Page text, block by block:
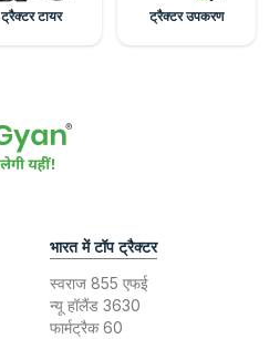
ट्रैक्टर टायर ट्रैक्टर उपकरण
भारत में टॉप ट्रैक्टर
स्वराज 855 एफई
न्यू हॉलैंड 3630
फार्मट्रैक 60